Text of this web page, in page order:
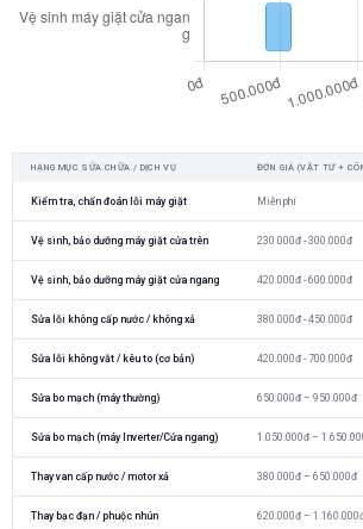
HẠNG MỤC SỬA CHỮA / DỊCH VỤ ĐƠN GIÁ (VẬT TƯ +
Kiểm tra, chẩn đoán lỗi máy giặt Miễn phí
Vệ sinh, bảo dưỡng máy giặt cửa trên 230.000đ - 300.000đ
Vệ sinh, bảo dưỡng máy giặt cửa ngang 420.000đ - 600.000đ
Sửa lỗi không cấp nước / không xả 380.000đ - 450.000đ
Sửa lỗi không vắt / kêu to (cơ bản) 420.000đ - 700.000đ
Sửa bo mạch (máy thường) 650.000đ – 950.000đ
Sửa bo mạch (máy Inverter/Cửa ngang) 1.050.000đ –
Thay van cấp nước / motor xả 380.000đ – 650.000đ
Thay bạc đạn / phuộc nhún 620.000đ –